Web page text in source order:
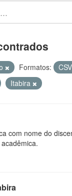
Formatos:
CSV
Itabira
com nome do